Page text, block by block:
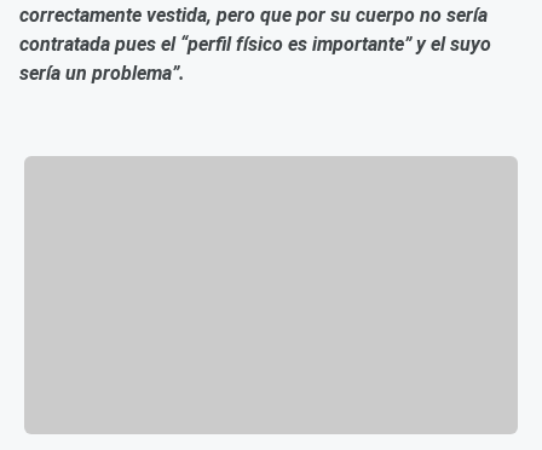
correctamente vestida, pero que por su cuerpo no sería
contratada pues el “perfil físico es importante” y el suyo
sería un problema”.